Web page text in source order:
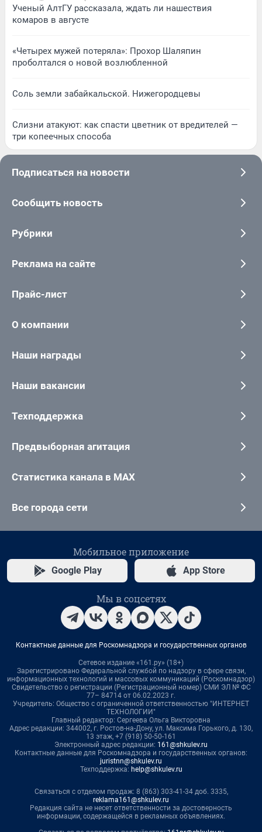
Ученый АлтГУ рассказала, ждать ли нашествия
комаров в августе
«Четырех мужей потеряла»: Прохор Шаляпин
проболтался о новой возлюбленной
Соль земли забайкальской. Нижегородцевы
Слизни атакуют: как спасти цветник от вредителей —
три копеечных способа
Подписаться на новости
Сообщить новость
Рубрики
Реклама на сайте
Прайс-лист
О компании
Наши награды
Наши вакансии
Техподдержка
Предвыборная агитация
Статистика канала в MAX
Все города сети
Мобильное приложение
Google Play App Store
Мы в соцсетях
Контактные данные для Роскомнадзора и государственных органов
Сетевое издание «161.ру» (18+)
Зарегистрировано Федеральной службой по надзору в сфере связи,
информационных технологий и массовых коммуникаций (Роскомнадзор)
Свидетельство о регистрации (Регистрационный номер) СМИ ЭЛ № ФС
77– 84714 от 06.02.2023 г.
Учредитель: Общество с ограниченной ответственностью "ИНТЕРНЕТ
ТЕХНОЛОГИИ"
Главный редактор: Сергеева Ольга Викторовна
Адрес редакции: 344002, г. Ростов-на-Дону, ул. Максима Горького, д. 130,
13 этаж, +7 (918) 50-50-161
Электронный адрес редакции: 161@shkulev.ru
Контактные данные для Роскомнадзора и государственных органов:
juristnn@shkulev.ru
Техподдержка: help@shkulev.ru
Связаться с отделом продаж: 8 (863) 303-41-34 доб. 3335,
reklama161@shkulev.ru
Редакция сайта не несет ответственности за достоверность
информации, содержащейся в рекламных объявлениях.